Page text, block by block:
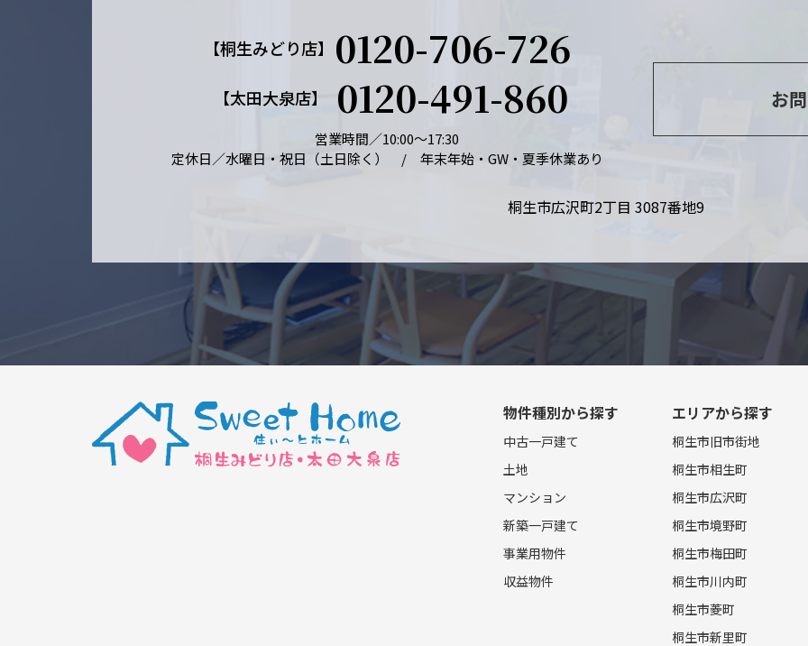
【桐生みどり店】 0120-706-726
【太田大泉店】 0120-491-860
営業時間／10:00～17:30
定休日／水曜日・祝日（土日除く） / 年末年始・GW・夏季休業あり
お
桐生市広沢町2丁目 3087番地9
物件種別から探す
中古一戸建て
土地
マンション
新築一戸建て
事業用物件
収益物件
エリアから探す
桐生市旧市街地
桐生市相生町
桐生市広沢町
桐生市境野町
桐生市梅田町
桐生市川内町
桐生市菱町
桐生市新里町